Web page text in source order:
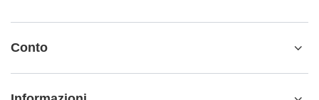
Conto